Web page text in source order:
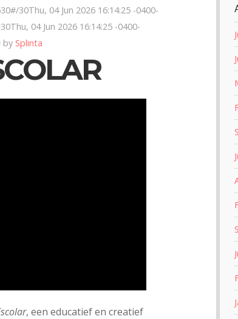
30Thu, 04 Jun 2026 16:14:25 -0400-
04 Jun 2026 16:14:25 -0400-
by Splinta
, een educatief en creatief